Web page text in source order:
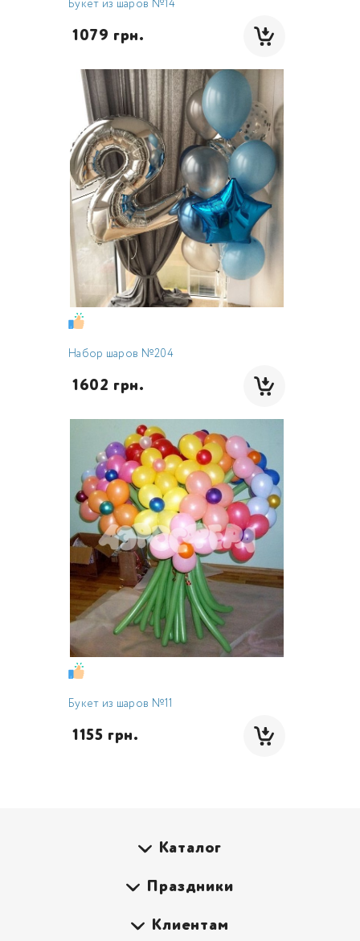
Букет из шаров №14
1079 грн.
Набор шаров №204
1602 грн.
Букет из шаров №11
1155 грн.
Каталог
Праздники
Клиентам